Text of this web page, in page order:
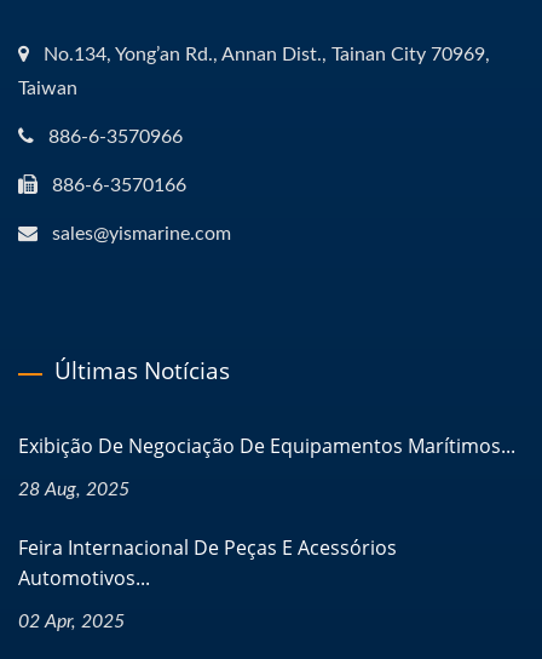
No.134, Yong’an Rd., Annan Dist., Tainan City 70969,
Taiwan
886-6-3570966
886-6-3570166
sales@yismarine.com
Últimas Notícias
Exibição De Negociação De Equipamentos Marítimos...
28 Aug, 2025
Feira Internacional De Peças E Acessórios
Automotivos...
02 Apr, 2025